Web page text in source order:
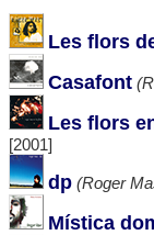
Les flors
Casafont
Les flors
[2001]
dp (Roger
Mística